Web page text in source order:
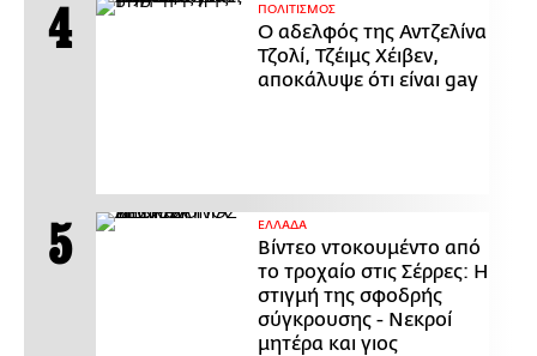
ΠΟΛΙΤΙΣΜΟΣ
Ο αδελφός της Αντζελίνα
Τζολί, Τζέιμς Χέιβεν,
αποκάλυψε ότι είναι gay
ΕΛΛΑΔΑ
Βίντεο ντοκουμέντο από
το τροχαίο στις Σέρρες: Η
στιγμή της σφοδρής
σύγκρουσης - Νεκροί
μητέρα και γιος